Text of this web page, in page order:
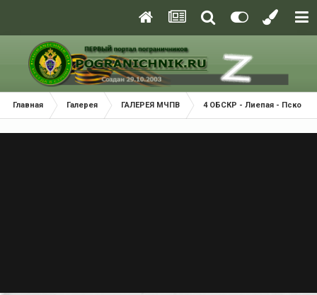
Главная Галерея ГАЛЕРЕЯ МЧПВ 4 ОБСКР - Лиепая - Псков